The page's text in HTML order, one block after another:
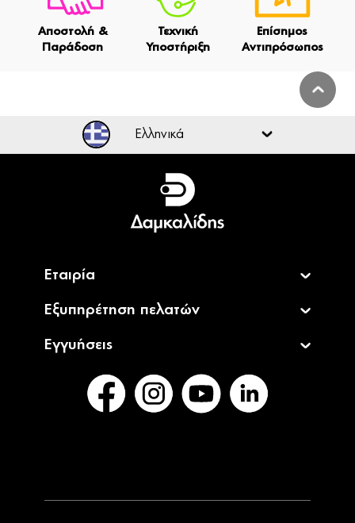
Αποστολή &
Παράδοση
Τεχνική
Υποστήριξη
Επίσημος
Αντιπρόσωπος
Ελληνικά
Ελληνικά
English
Εταιρία
Εξυπηρέτηση πελατών
Εγγυήσεις